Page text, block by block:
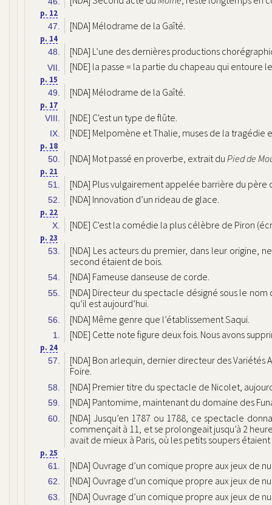
p. 12
47. [NDA] Mélodrame de la Gaîté.
p. 14
48. [NDA] L’une des dernières productions
VII. [NDE] la passe = la partie du chapeau qui entoure
p. 15
49. [NDA] Mélodrame de la Gaîté.
p. 17
VIII. [NDE] C'est un type de flûte.
IX. [NDE] Melpomène et Thalie, muses de la
p. 18
50. [NDA] Mot passé en proverbe, extrait du Pied de
p. 21
51. [NDA] Plus vulgairement appelée barrière du père
52. [NDA] Innovation d’un rideau de glace.
p. 22
X. [NDE] C'est la comédie la plus célèbre de Piron
p. 23
53.
[NDA] Les acteurs du premier, dans leur origine,
second étaient de bois.
54. [NDA] Fameuse danseuse de corde.
55.
[NDA] Directeur du spectacle désigné sous le
qu’il est aujourd’hui.
56. [NDA] Même genre que l’établissement Saqui.
1. [NDE] Cette note figure deux fois. Nous avons
p. 24
57.
[NDA] Bon arlequin, dernier directeur des
Foire.
58. [NDA] Premier titre du spectacle de Nicolet,
59. [NDA] Pantomime, maintenant du domaine des
60.
[NDA] Jusqu’en 1787 ou 1788, ce spectacle
commençait à 11, et se prolongeait jusqu’à 2
avait de mieux à Paris, où les petits soupers
p. 25
61. [NDA] Ouvrage d’un comique propre aux jeux de
62. [NDA] Ouvrage d’un comique propre aux jeux de
63. [NDA] Ouvrage d’un comique propre aux jeux de